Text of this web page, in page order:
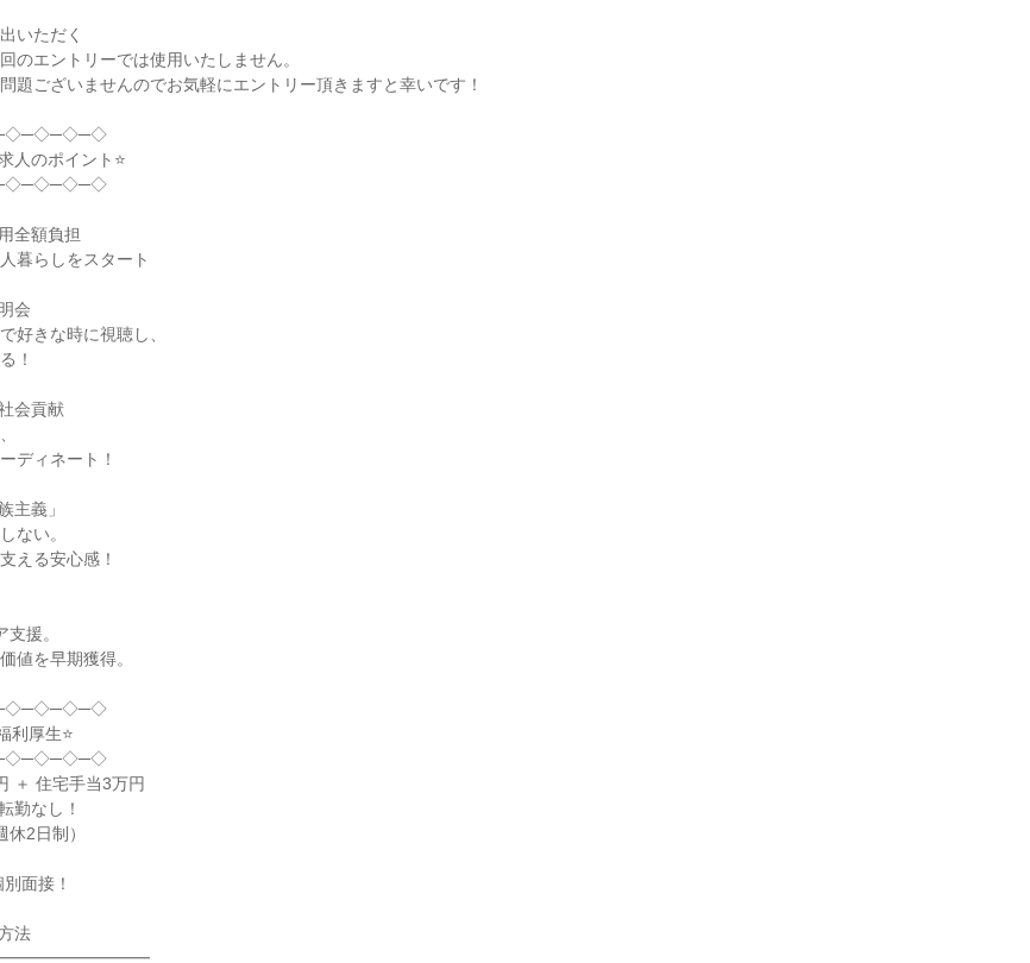
いただく
のエントリーでは使用いたしません。
題ございませんのでお気軽にエントリー頂きますと幸いです！
人のポイント⭐
暮らしをスタート
会
好きな時に視聴し、
！
会貢献
ディネート！
主義」
ない。
える安心感！
援。
値を早期獲得。
利厚生⭐
＋ 住宅手当3万円
勤なし！
2日制）
法